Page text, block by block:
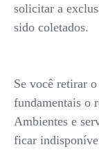
solicitar a
sido coletados.
Se você retirar
fundamentais o
Ambientes e
ficar